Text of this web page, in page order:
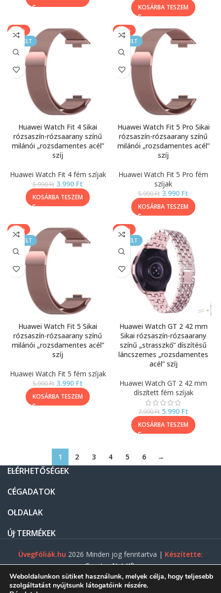
KOSÁRBA TESZEM
-33%
KIEMELT
Huawei Watch Fit 4 Sikai
rózsaszín-rózsaarany színű
milánói „rozsdamentes acél”
szíj
Huawei Watch Fit 4 fém szíjak
5.990Ft 3.990 Ft
KOSÁRBA TESZEM
-33%
KIEMELT
Huawei Watch Fit 5 Pro Sikai
rózsaszín-rózsaarany színű
milánói „rozsdamentes acél”
szíj
Huawei Watch Fit 5 Pro fém
szíjak
5.990Ft 3.990 Ft
KOSÁRBA TESZEM
-33%
KIEMELT
Huawei Watch Fit 5 Sikai
rózsaszín-rózsaarany színű
milánói „rozsdamentes acél”
szíj
Huawei Watch Fit 5 fém szíjak
5.990Ft 3.990 Ft
KOSÁRBA TESZEM
-25%
KIEMELT
Huawei Watch GT 2 42 mm
Sikai rózsaszín-rózsaarany
színű „strasszkő” díszítésű
láncszemes „rozsdamentes
acél” szíj
Huawei Watch GT 2 42 mm
díszített fém szíjak
7.990Ft 5.990 Ft
KOSÁRBA TESZEM
1 2 3 4 5 6 →
ELÉRHETŐSÉGEK
CÉGADATOK
OLDALAK
ÚJ TERMÉKEK
ÜvegFóliák.hu 2026 Minden jog fenntartva | Készítette:
Gasztro Net Kft.
Weboldalunkon sütiket használunk, melyek célja, hogy teljesebb
szolgáltatást nyújtsunk látogatóink részére.